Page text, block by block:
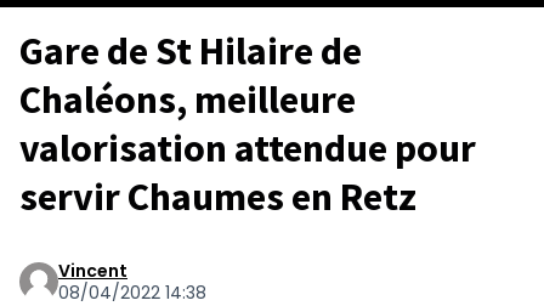
Gare de St Hilaire de
Chaléons, meilleure
valorisation attendue pour
servir Chaumes en Retz
Vincent
08/04/2022 14:38